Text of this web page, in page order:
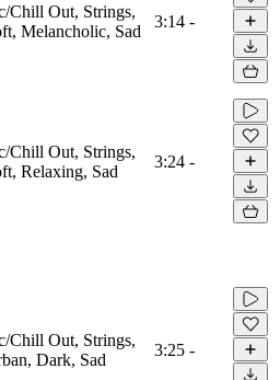
Chill Out, Strings,
Melancholic, Sad
3:14 -
Chill Out, Strings,
Relaxing, Sad
3:24 -
Chill Out, Strings,
Dark, Sad
3:25 -